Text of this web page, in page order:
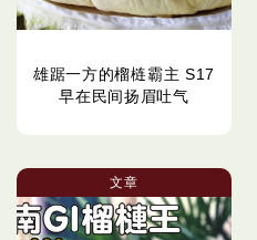
雄踞一方的榴梿霸主 S17
早在民间扬眉吐气
文章